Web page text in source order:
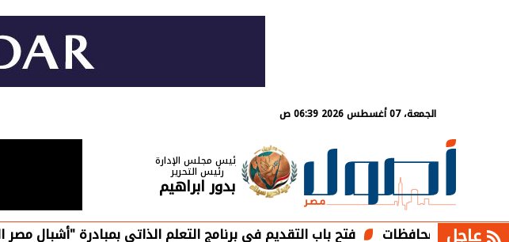
الجمعة، 07 أغسطس 2026 06:39 ص
رئيس مجلس الإدارة
رئيس التحرير
بدور ابراهيم
عاجل
فتح باب التقديم في برنامج التعلم الذاتي بمبادرة "أشبال مصر الرقمية"